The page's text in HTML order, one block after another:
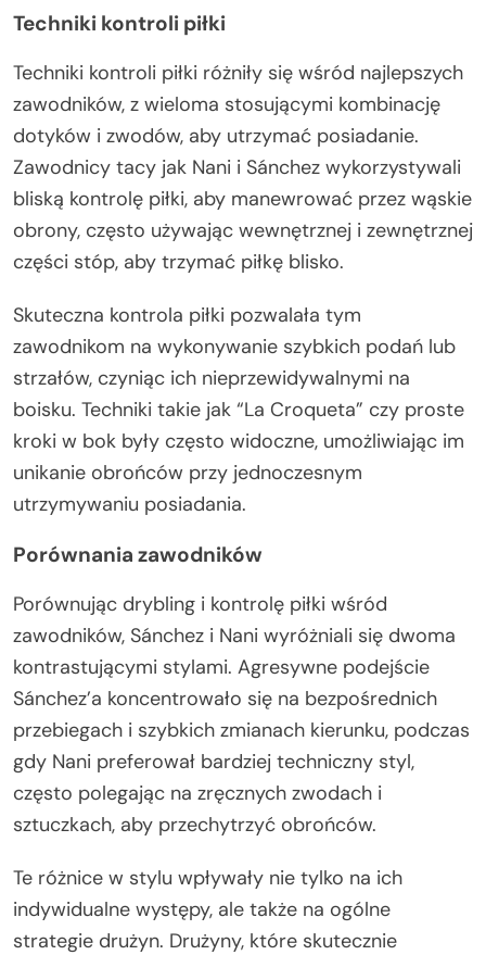
Techniki kontroli piłki
Techniki kontroli piłki różniły się wśród najlepszych
zawodników, z wieloma stosującymi kombinację
dotyków i zwodów, aby utrzymać posiadanie.
Zawodnicy tacy jak Nani i Sánchez wykorzystywali
bliską kontrolę piłki, aby manewrować przez wąskie
obrony, często używając wewnętrznej i zewnętrznej
części stóp, aby trzymać piłkę blisko.
Skuteczna kontrola piłki pozwalała tym
zawodnikom na wykonywanie szybkich podań lub
strzałów, czyniąc ich nieprzewidywalnymi na
boisku. Techniki takie jak “La Croqueta” czy proste
kroki w bok były często widoczne, umożliwiając im
unikanie obrońców przy jednoczesnym
utrzymywaniu posiadania.
Porównania zawodników
Porównując drybling i kontrolę piłki wśród
zawodników, Sánchez i Nani wyróżniali się dwoma
kontrastującymi stylami. Agresywne podejście
Sánchez’a koncentrowało się na bezpośrednich
przebiegach i szybkich zmianach kierunku, podczas
gdy Nani preferował bardziej techniczny styl,
często polegając na zręcznych zwodach i
sztuczkach, aby przechytrzyć obrońców.
Te różnice w stylu wpływały nie tylko na ich
indywidualne występy, ale także na ogólne
strategie drużyn. Drużyny, które skutecznie